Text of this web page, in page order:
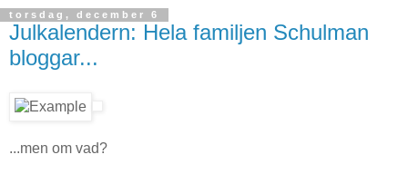
torsdag, december 6
Julkalendern: Hela familjen Schulman
bloggar...
...men om vad?